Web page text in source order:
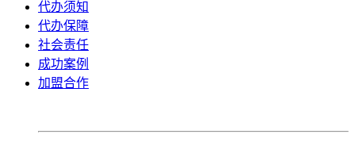
代办须知
代办保障
社会责任
成功案例
加盟合作